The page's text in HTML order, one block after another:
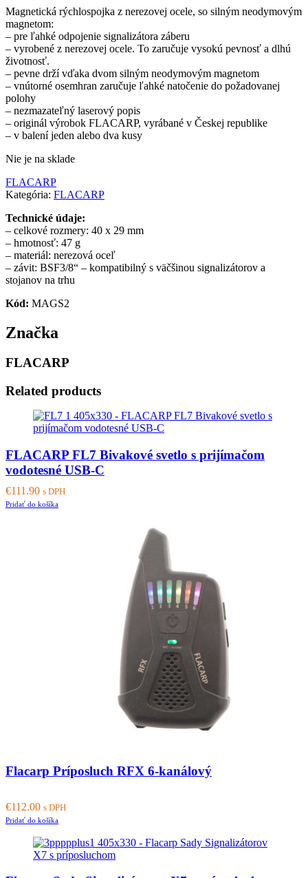
Magnetická rýchlospojka z nerezovej ocele, so silným neodymovým
magnetom:
– pre ľahké odpojenie signalizátora záberu
– vyrobené z nerezovej ocele. To zaručuje vysokú pevnosť a dlhú
životnosť.
– pevne drží vďaka dvom silným neodymovým magnetom
– vnútorné osemhran zaručuje ľahké natočenie do požadovanej
polohy
– nezmazateľný laserový popis
– originál výrobok FLACARP, vyrábané v Českej republike
– v balení jeden alebo dva kusy
Nie je na sklade
FLACARP
Kategória: FLACARP
Technické údaje:
– celkové rozmery: 40 x 29 mm
– hmotnosť: 47 g
– materiál: nerezová oceľ
– závit: BSF3/8“ – kompatibilný s väčšinou signalizátorov a
stojanov na trhu
Kód: MAGS2
Značka
FLACARP
Related products
FLACARP FL7 Bivakové svetlo s prijímačom
vodotesné USB-C
€111.90 s DPH
Pridať do košíka
Flacarp Príposluch RFX 6-kanálový
€112.00 s DPH
Pridať do košíka